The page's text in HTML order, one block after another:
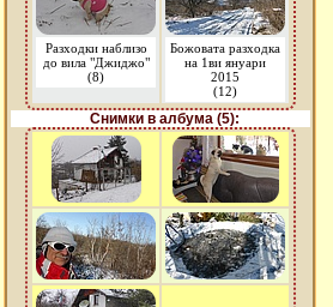
Разходки наблизо
до вила "Джиджо"
(8)
Божовата разходка
на 1ви януари
2015
(12)
Снимки в албума (5):